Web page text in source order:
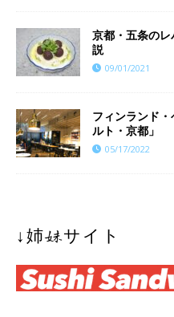
京都・五条の
説
09/01/2021
フィンランド
ルト・京都」
05/17/2022
↓姉妹サイト